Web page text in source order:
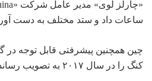
ساعات داد و ستد مختلف به دست
چین همچنین پیشرفتی قابل توجه
کنگ را در سال ۲۰۱۷ به تصویب رساند که اجازه می‌دهد سرمایه‌گذاران دو طرف به داد و ستد اوراق قرضه در بازارهای بین بانکی یکدیگر بپردازند.